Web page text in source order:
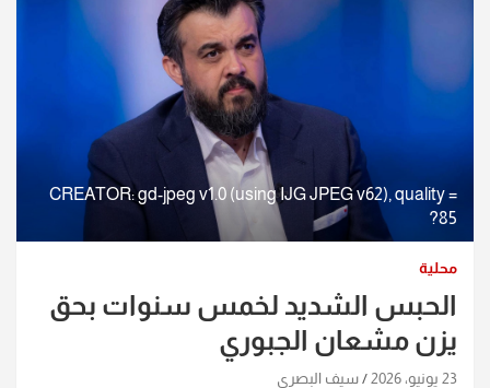
CREATOR: gd-jpeg v1.0 (using IJG JPEG v62), quality =
85?
محلية
الحبس الشديد لخمس سنوات بحق
يزن مشعان الجبوري
23 يونيو، 2026 سيف البصري